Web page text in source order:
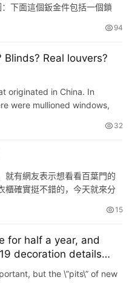
下面這個鈑金件包括一個鎖
法蘭，點擊【草圖】先繪制草
94
Real louvers?
originated in China. In
were mullioned windows,
32
就有網友表示想看看百葉門的
櫃確實挺不錯的，今天就來分
，本來臥室就是比較封閉的空
裡面放上幾個月的時候，十
15
for half a year, and
decoration details
are greenbut the \”pits\” of new